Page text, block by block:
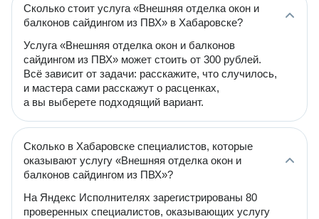
Сколько стоит услуга «Внешняя отделка окон и
балконов сайдингом из ПВХ» в Хабаровске?
Услуга «Внешняя отделка окон и балконов
сайдингом из ПВХ» может стоить от 300 рублей.
Всё зависит от задачи: расскажите, что случилось,
и мастера сами расскажут о расценках,
а вы выберете подходящий вариант.
Сколько в Хабаровске специалистов, которые
оказывают услугу «Внешняя отделка окон и
балконов сайдингом из ПВХ»?
На Яндекс Исполнителях зарегистрированы 80
проверенных специалистов, оказывающих услугу